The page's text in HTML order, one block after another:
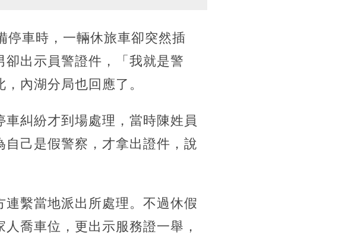
停車時，一輛休旅車卻突然插
出示員警證件，「我就是警
內湖分局也回應了。
糾紛才到場處理，當時陳姓員
己是假警察，才拿出證件，說
繫當地派出所處理。不過休假
喬車位，更出示服務證一舉，